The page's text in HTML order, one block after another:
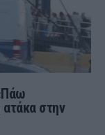
ατάκα στην